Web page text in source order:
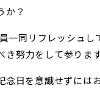
か？
同リフレッシュし
努力をして参ります
日を意識せずには